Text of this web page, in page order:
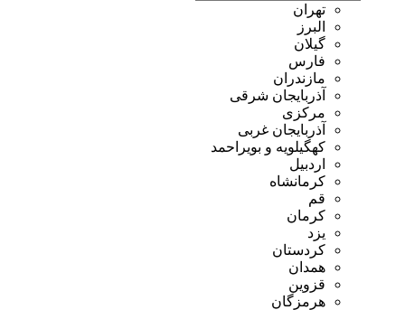
تهران
البرز
گیلان
فارس
مازندران
آذربایجان شرقی
مرکزی
آذربایجان غربی
کهگیلویه و بویراحمد
اردبیل
کرمانشاه
قم
کرمان
یزد
کردستان
همدان
قزوین
هرمزگان